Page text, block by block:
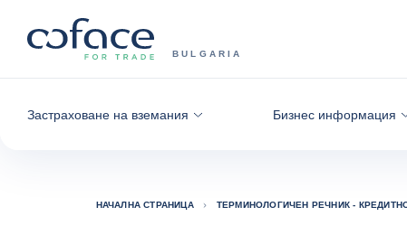
COFACE FOR TRADE - GROUP
BULGARIA
Обратно към начална страница
Застраховане на вземания Бизнес информация
НАЧАЛНА СТРАНИЦА ТЕРМИНОЛОГИЧЕН РЕЧНИК -